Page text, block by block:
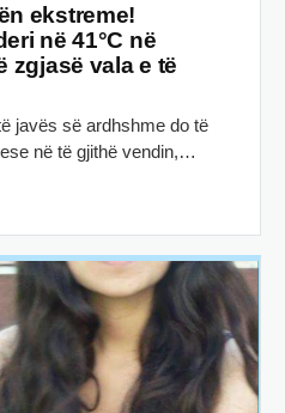
ekstreme!
në 41°C në
zgjasë vala e të
javës së ardhshme do të
në të gjithë vendin,…